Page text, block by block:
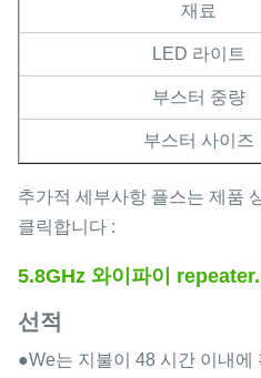
재료
LED 라이트
부스터 중량
부스터 사이즈
추가적 세부사항 플스는 제품
클릭합니다 :
5.8GHz 와이파이
선적
●We는 지불이 48 시간 이내에